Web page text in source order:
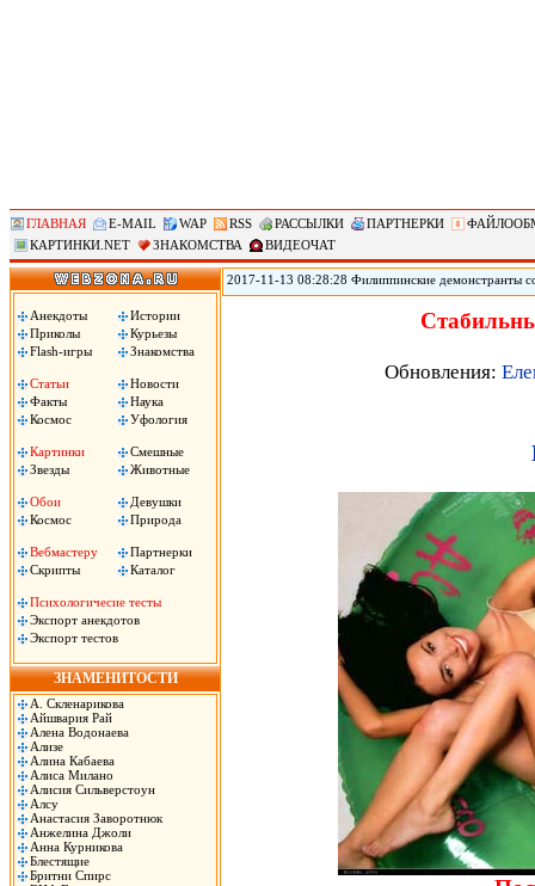
ГЛАВНАЯ E-MAIL WAP RSS РАССЫЛКИ ПАРТНЕРКИ
КАРТИНКИ.NET
ЗНАКОМСТВА ВИДЕОЧАТ
Анекдоты
Истории
Приколы
Курьезы
Flash-игры
Знакомства
Статьи
Новости
Факты
Наука
Космос
Уфология
Картинки
Смешные
Звезды
Животные
Обои
Девушки
Космос
Природа
Вебмастеру
Партнерки
Скрипты
Каталог
Психологичесие тесты
Экспорт анекдотов
Экспорт тестов
ЗНАМЕНИТОСТИ
А. Скленарикова
Айшвария Рай
Алена Водонаева
Ализе
Алина Кабаева
Алиса Милано
Алисия Сильверстоун
Алсу
Анастасия Заворотнюк
Анжелина Джоли
Анна Курникова
Блестящие
Бритни Спирс
2017-11-13 08:28:28 Филиппинские демонстранты
против «американского империализма» сожгли
вместе с началом 31-го саммита АСЕАН.
Обновления: